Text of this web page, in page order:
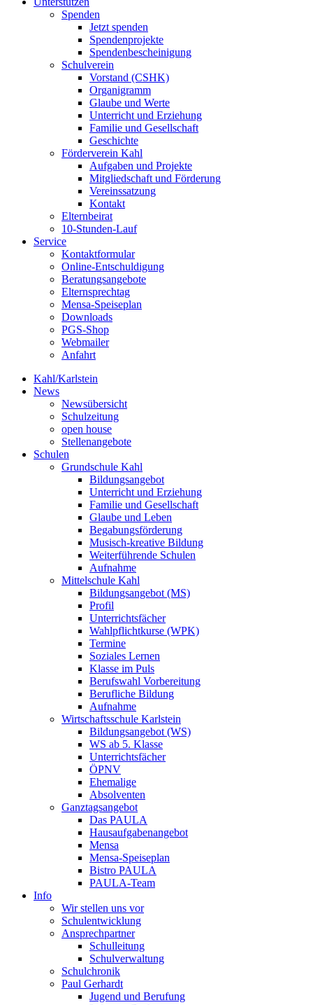
Spenden
Jetzt spenden
Spendenprojekte
Spendenbescheinigung
Schulverein
Vorstand (CSHK)
Organigramm
Glaube und Werte
Unterricht und Erziehung
Familie und Gesellschaft
Geschichte
Förderverein Kahl
Aufgaben und Projekte
Mitgliedschaft und Förderung
Vereinssatzung
Kontakt
Elternbeirat
10-Stunden-Lauf
Service
Kontaktformular
Online-Entschuldigung
Beratungsangebote
Elternsprechtag
Mensa-Speiseplan
Downloads
PGS-Shop
Webmailer
Anfahrt
Kahl/Karlstein
News
Newsübersicht
Schulzeitung
open house
Stellenangebote
Schulen
Grundschule Kahl
Bildungsangebot
Unterricht und Erziehung
Familie und Gesellschaft
Glaube und Leben
Begabungsförderung
Musisch-kreative Bildung
Weiterführende Schulen
Aufnahme
Mittelschule Kahl
Bildungsangebot (MS)
Profil
Unterrichtsfächer
Wahlpflichtkurse (WPK)
Termine
Soziales Lernen
Klasse im Puls
Berufswahl Vorbereitung
Berufliche Bildung
Aufnahme
Wirtschaftsschule Karlstein
Bildungsangebot (WS)
WS ab 5. Klasse
Unterrichtsfächer
ÖPNV
Ehemalige
Absolventen
Ganztagsangebot
Das PAULA
Hausaufgabenangebot
Mensa
Mensa-Speiseplan
Bistro PAULA
PAULA-Team
Info
Wir stellen uns vor
Schulentwicklung
Ansprechpartner
Schulleitung
Schulverwaltung
Schulchronik
Paul Gerhardt
Jugend und Berufung